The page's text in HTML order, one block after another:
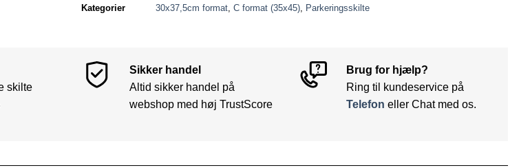
Kategorier 30x37,5cm format C format (35x45) Parkeringsskilte
skilte
Sikker handel
Altid sikker handel på
webshop med høj TrustScore
Brug for hjælp?
Ring til kundeservice på
Telefon eller Chat med os.